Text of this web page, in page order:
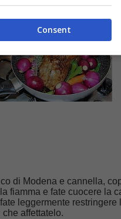
di Modena e cannella,
fiamma e fate cuocere la
leggermente restringere
affettatelo.
Consent